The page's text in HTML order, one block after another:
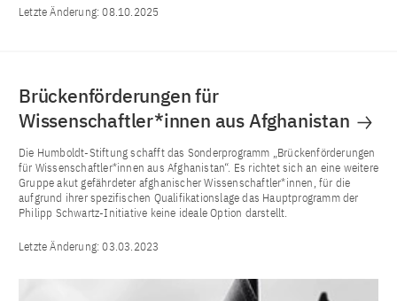
Letzte Änderung:08.10.2025
Brückenförderungen für
Wissenschaftler*innen aus Afghanistan
Die Humboldt-Stiftung schafft das Sonderprogramm „Brückenförderungen
für Wissenschaftler*innen aus Afghanistan“. Es richtet sich an eine weitere
Gruppe akut gefährdeter afghanischer Wissenschaftler*innen, für die
aufgrund ihrer spezifischen Qualifikationslage das Hauptprogramm der
Philipp Schwartz-Initiative keine ideale Option darstellt.
Letzte Änderung:03.03.2023